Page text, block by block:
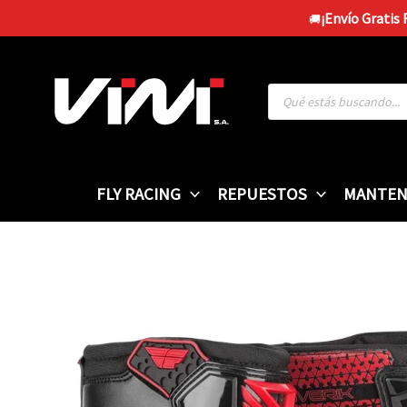
al
🚚¡Envío Gratis
Búsqueda
productos
FLY RACING REPUESTOS